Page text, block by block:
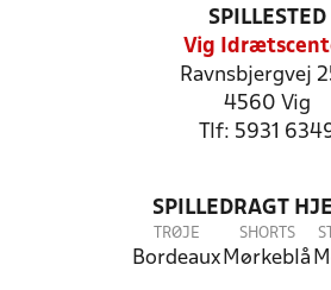
SPILLESTED
Vig
Ravnsbjergvej
4560 Vig
Tlf: 5931
SPILLEDRAGT
TRØJE
Bordeaux
SHORTS
Mørkeblå